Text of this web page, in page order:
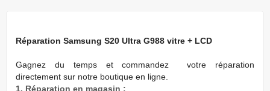
Réparation Samsung S20 Ultra G988 vitre + LCD
Gagnez du temps et commandez votre réparation
directement sur notre boutique en ligne.
1. Réparation en magasin :